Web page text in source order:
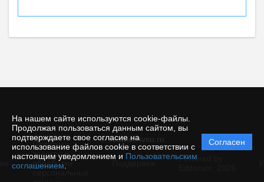
На нашем сайте используются cookie-файлы.
Продолжая пользоваться данным сайтом, вы
подтверждаете свое согласие на
использование файлов cookie в соответствии с
настоящим уведомлением и Пользовательским
соглашением
Согласен
© vestnik.nvsu.ru
Политика
защиты и
обработки
Powered by